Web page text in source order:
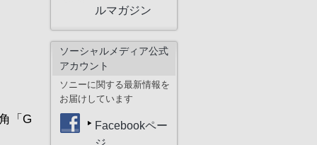
「G
ルマガジン
ソーシャルメディア公式
アカウント
ソニーに関する最新情報を
お届けしています
Facebookペー